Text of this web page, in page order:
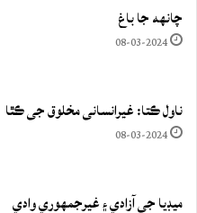
چانهه جا باغ
08-03-2024
ناول ڪتا: غيرانساني مخلوق جي ڪٿا
08-03-2024
ميڊيا جي آزادي ۽ غيرجمھوري وادي